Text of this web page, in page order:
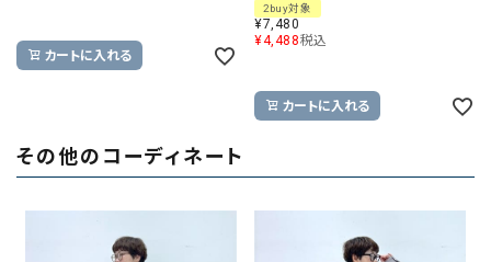
カートに入れる
2buy対象
¥7,480
¥4,488税込
カートに入れる
その他のコーディネート